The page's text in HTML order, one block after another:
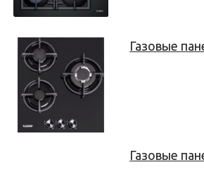
Газовые
Газовые